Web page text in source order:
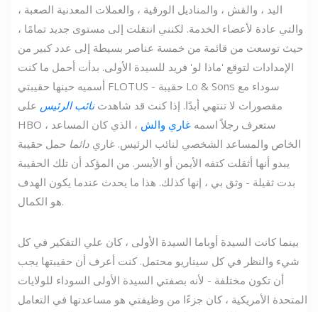
اليد ، والقش ، والمناديل الورقية ، والعملات المعدنية الصعبة ،
والتي عادة لأعضاء الخدمة. لكنني انتقلت إلى مستوى جديد تمامًا ،
حيث توسعت من قائمة من خمسة عناصر بسيطة إلى عدد كبير من
الإمدادات لتوقع 'ماذا لو' فريد للسيدة الأولى. بدأت أحمل ما كنت
أسميه حينها حقيبتي FLOTUS - حقيبة Lo & Sons سوداء مع
مقصورات لا تنتهي أبدًا. إذا كنت قد شاهدتنائب الرئيس على
HBO ، ستعرف رجلاً اسمه غاري والش ، الذي كان المساعد
الخاص والمساعد الشخصي لنائب الرئيس. غاري دائما حمل حقيبة
يبدو أنها أثقلت كتفه الأيمن أو الأيسر. من المؤكد أن تلك الحقيبة
بدت ثقيلة - وثق بي ، إنها كذلك. هذا ما يحدث عندما يكون الهدف
هو الكمال.
بينما كانت السيدة أوباما السيدة الأولى ، كان علي التفكير في كل
شيء والنظر في كل سيناريو محتمل. كنت أعرف أن حقيبتها يجب
أن تكون مختلفة - لأنه بصفتي السيدة الأولى السوداء للولايات
المتحدة الأمريكية ، كان جزءًا من وظيفتي هو مساعدتها في التعامل